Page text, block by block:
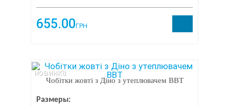
655.00ГРН
Чобітки жовті з Діно з утеплювачем BBT
Размеры:
новинка